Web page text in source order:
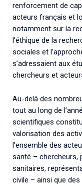
renforcement de
acteurs français et
notamment sur la
l’éthique de la
sociales et
s’adressaient aux
chercheurs et
Au-delà des
tout au long de
scientifiques
valorisation des
l’ensemble des
santé – chercheurs,
sanitaires,
civile – ainsi que